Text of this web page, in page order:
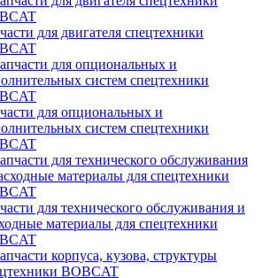
для двигателя спецтехники
для опциональных и
систем спецтехники
для технического обслуживания и
материалы для спецтехники